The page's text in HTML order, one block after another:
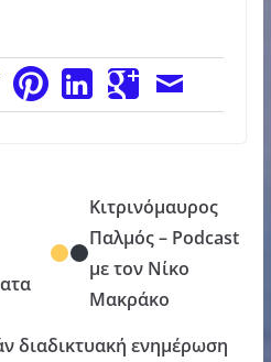
Κιτρινόμαυρος
Παλμός – Podcast
με τον Νίκο
Μακράκο
διαδικτυακή ενημέρωση